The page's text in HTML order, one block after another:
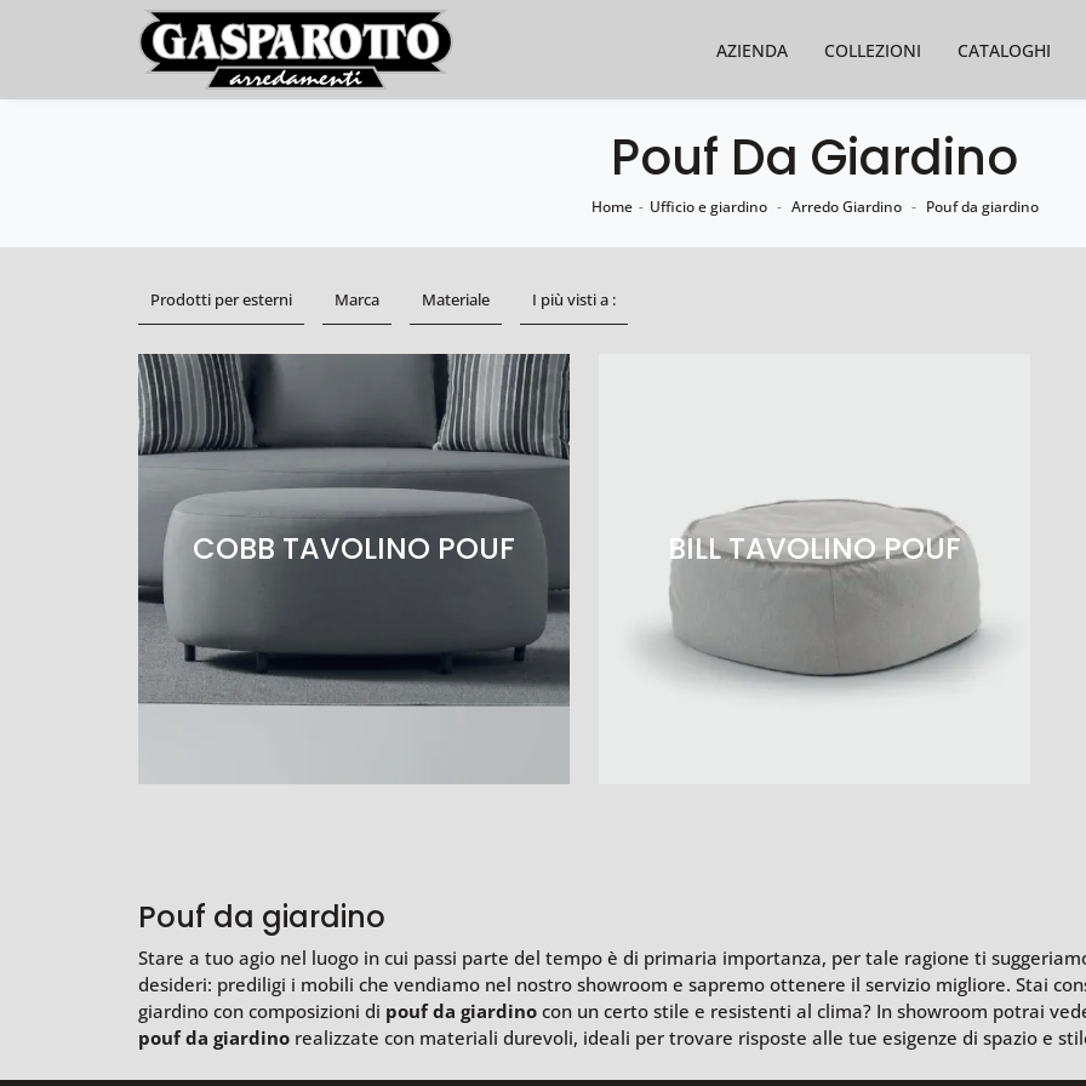
AZIENDA COLLEZIONI CATALOGHI
Pouf Da Giardino
Home - Ufficio e giardino - Arredo Giardino - Pouf da giardino
Prodotti per esterni Marca Materiale I più visti a :
COBB TAVOLINO POUF BILL TAVOLINO POUF
Pouf da giardino
Stare a tuo agio nel luogo in cui passi parte del tempo è di primaria importanza, per tale ragione ti
desideri: prediligi i mobili che vendiamo nel nostro showroom e sapremo ottenere il servizio migliore. Stai
giardino con composizioni di pouf da giardino con un certo stile e resistenti al clima? In showroom potrai
pouf da giardino realizzate con materiali durevoli, ideali per trovare risposte alle tue esigenze di spazio e